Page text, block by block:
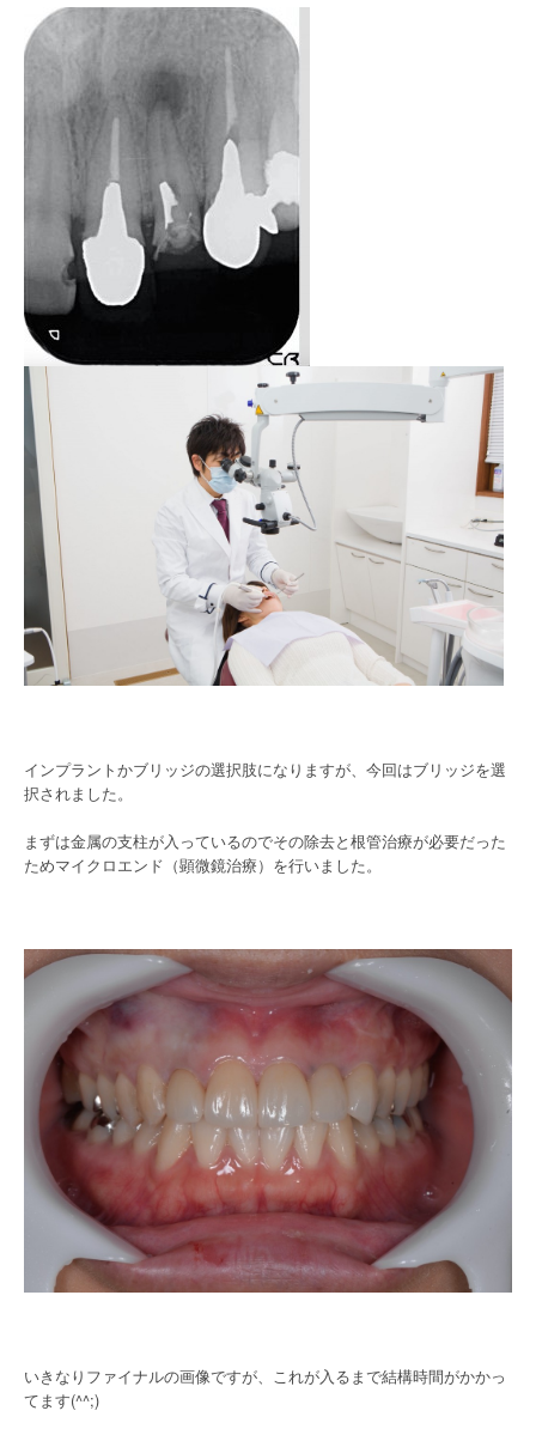
インプラントかブリッジの選択肢になりますが、今回はブリッジを選
択されました。
まずは金属の支柱が入っているのでその除去と根管治療が必要だった
ためマイクロエンド（顕微鏡治療）を行いました。
いきなりファイナルの画像ですが、これが入るまで結構時間がかかっ
てます(^^;)